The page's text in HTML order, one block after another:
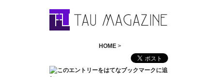
HOME>